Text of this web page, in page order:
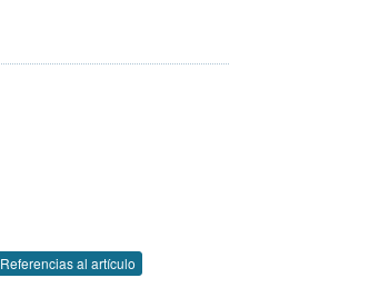
Referencias al artículo